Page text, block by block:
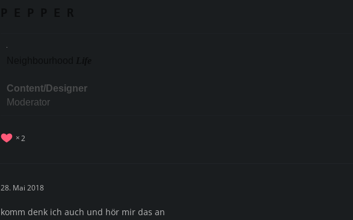
Content/Designer
Moderator
2
28. Mai 2018
komm denk ich auch und hör mir das an